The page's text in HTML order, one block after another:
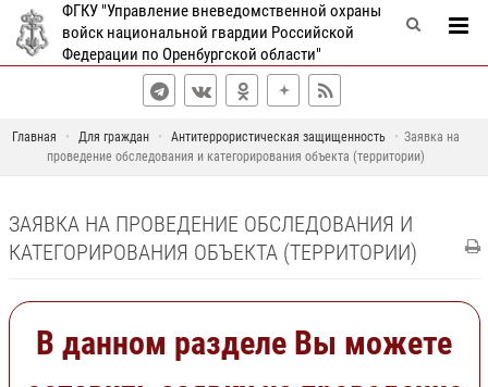
ФГКУ "Управление вневедомственной охраны
войск национальной гвардии Российской
Федерации по Оренбургской области"
Главная Для граждан Антитеррористическая защищенность
Заявка на
проведение обследования и категорирования объекта (территории)
ЗАЯВКА НА ПРОВЕДЕНИЕ ОБСЛЕДОВАНИЯ И
КАТЕГОРИРОВАНИЯ ОБЪЕКТА (ТЕРРИТОРИИ)
В данном разделе Вы можете